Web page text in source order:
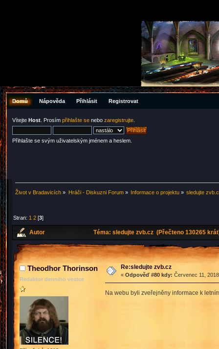
Domů Nápověda Přihlásit Registrovat
Vítejte Host . Prosím přihlašte se nebo zaregistrujte
Přihlašte se svým uživatelským jménem a heslem.
Život v Bradavicích » Hráči - Diskuzni Forum» Informace o projektu» sledujte
Stran: 1 2 [3]
Autor Téma: sledujte zvb.cz (Přečteno 130265
Theodhor Thorinson
Redaktor denniho vestce
Re:sledujte zvb.cz
« Odpověď #80 kdy: Červenec 11,
Na webu byli zveřejněny informace k